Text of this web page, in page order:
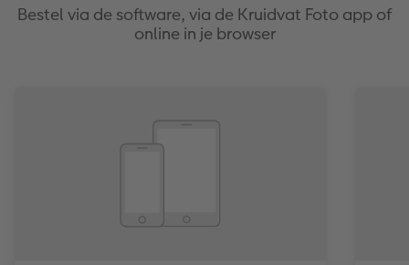
Bestel via de software, via de Kruidvat Foto app of
online in je browser